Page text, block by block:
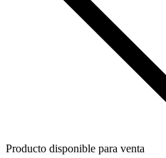
Producto disponible para venta